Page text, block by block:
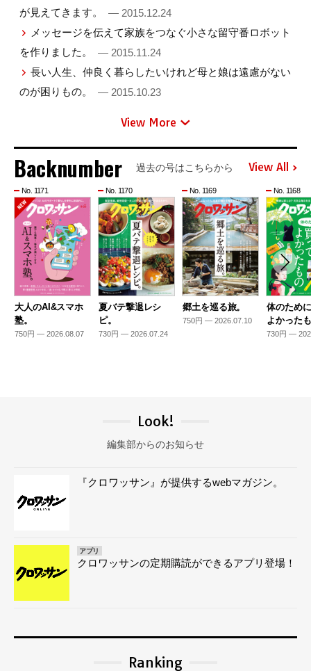
が見えてきます。
— 2015.12.24
メッセージを伝えて家族をつなぐ小さな留守番ロボット
を作りました。
— 2015.11.24
長い人生、仲良く暮らしたいけれど母と娘は遠慮がない
のが困りもの。
— 2015.10.23
View More
Backnumber 過去の号はこちらから View All
No. 1171
大人のAI&スマホ
塾。
750円 — 2026.08.07
No. 1170
夏バテ撃退レシ
ピ。
730円 — 2026.07.24
No. 1169
郷土を巡る旅。
750円 — 2026.07.10
No. 1168
体のため
よかった
730円 —
Look!
編集部からのお知らせ
『クロワッサン』が提供するwebマガジン。
アプリ
クロワッサンの定期購読ができるアプリ登場！
Ranking